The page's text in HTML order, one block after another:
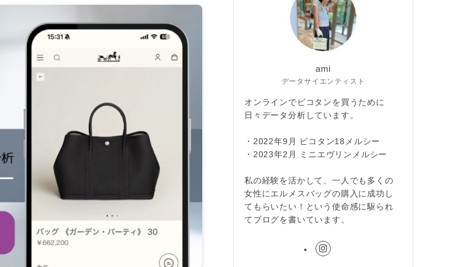
ami
データサイエンティスト
オンラインでピコタンを買うために
日々データ分析しています。
・2022年9月 ピコタン18メルシー
・2023年2月 ミニエヴリンメルシー
私の経験を活かして、一人でも多くの
女性にエルメスバッグの購入に成功し
てもらいたい！という使命感に駆られ
てブログを書いています。